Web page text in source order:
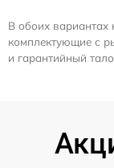
В обоих вариантах
комплектующие с
и гарантийный